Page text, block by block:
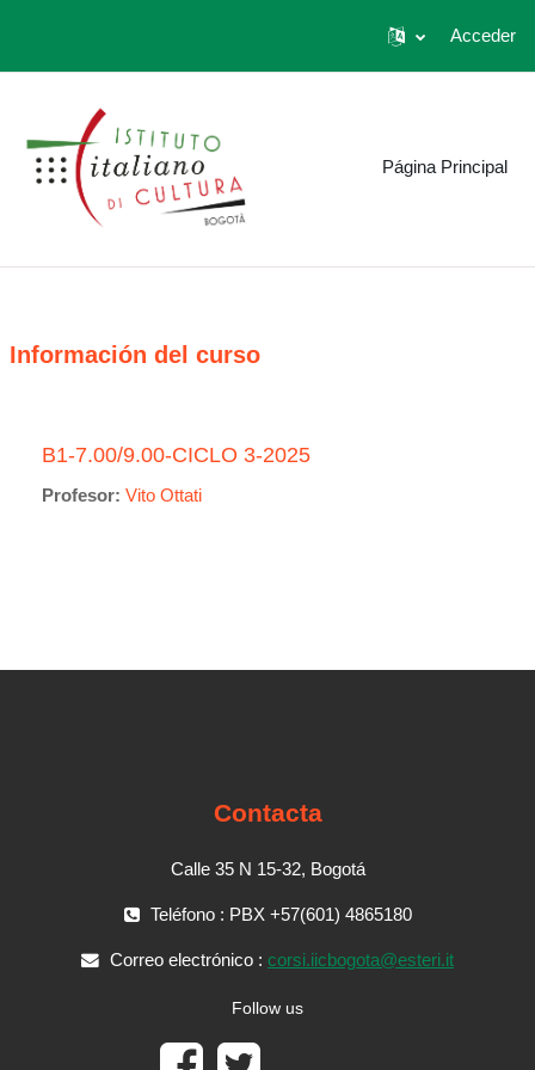
Acceder
Página Principal
Información del curso
B1-7.00/9.00-CICLO 3-2025
Profesor: Vito Ottati
Contacta
Calle 35 N 15-32, Bogotá
Teléfono : PBX +57(601) 4865180
Correo electrónico : corsi.iicbogota@esteri.it
Follow us